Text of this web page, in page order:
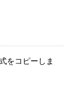
をコピーしま